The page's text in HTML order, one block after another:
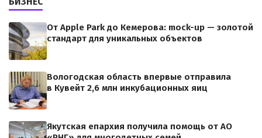
От Apple Park до Кемерова: mock-up — золотой
стандарт для уникальных объектов
Вологодская область впервые отправила
в Кувейт 2,6 млн инкубационных яиц
Якутская епархия получила помощь от АО